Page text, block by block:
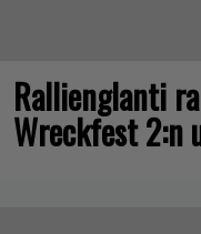
Rallienglanti
Wreckfest 2:n